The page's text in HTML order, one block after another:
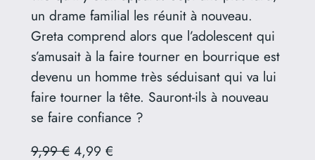
un drame familial les réunit à nouveau.
Greta comprend alors que l’adolescent qui
s’amusait à la faire tourner en bourrique est
devenu un homme très séduisant qui va lui
faire tourner la tête. Sauront-ils à nouveau
se faire confiance ?
9,99 €4,99 €